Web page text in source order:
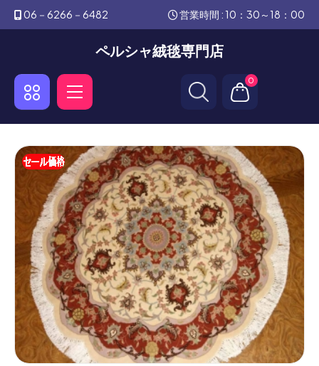
06－6266－6482 営業時間 : 10：30～18：00
ペルシャ絨毯専門店
0